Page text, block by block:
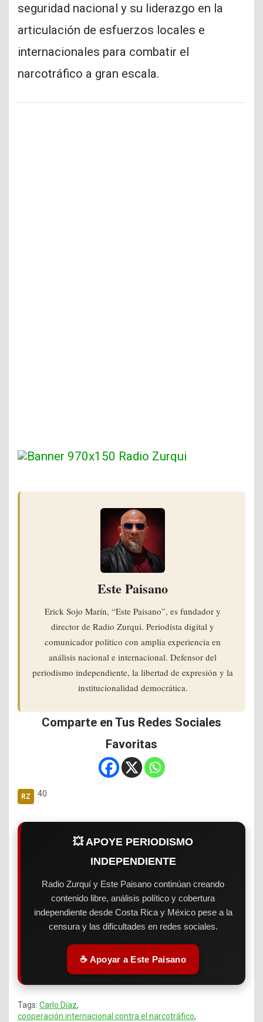
seguridad nacional y su liderazgo en la
articulación de esfuerzos locales e
internacionales para combatir el
narcotráfico a gran escala.
Este Paisano
Erick Sojo Marín, “Este Paisano”, es fundador y
director de Radio Zurqui. Periodista digital y
comunicador político con amplia experiencia en
análisis nacional e internacional. Defensor del
periodismo independiente, la libertad de expresión y la
institucionalidad democrática.
Comparte en Tus Redes Sociales
Favoritas
40
💥 APOYE PERIODISMO
INDEPENDIENTE
Radio Zurquí y Este Paisano continúan creando
contenido libre, análisis político y cobertura
independiente desde Costa Rica y México pese a la
censura y las dificultades en redes sociales.
☕ Apoyar a Este Paisano
Tags: Carlo Díaz,
cooperación internacional contra el narcotráfico,